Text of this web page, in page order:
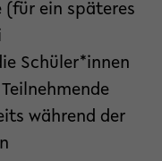
(für ein späteres
Schüler*innen
während der